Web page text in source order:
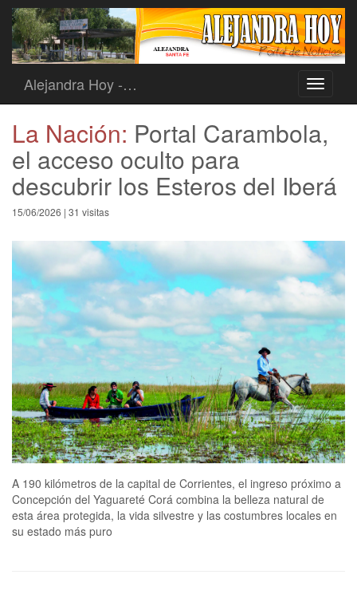
Toggle
Alejandra Hoy -…
La Nación: Portal Carambola,
el acceso oculto para
descubrir los Esteros del Iberá
15/06/2026 | 31 visitas
A 190 kilómetros de la capital de Corrientes, el ingreso próximo a
Concepción del Yaguareté Corá combina la belleza natural de
esta área protegida, la vida silvestre y las costumbres locales en
su estado más puro